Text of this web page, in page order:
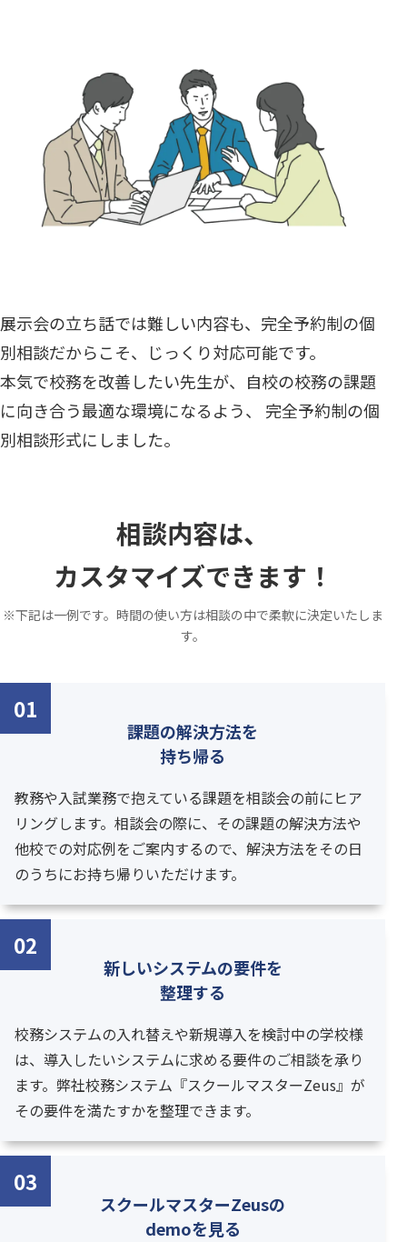
展示会の立ち話では難しい内容も、完全予約制の個
別相談だからこそ、じっくり対応可能です。
本気で校務を改善したい先生が、自校の校務の課題
に向き合う最適な環境になるよう、 完全予約制の個
別相談形式にしました。
相談内容は、
カスタマイズできます！
※下記は一例です。時間の使い方は相談の中で柔軟に決定いたしま
す。
01
課題の解決方法を
持ち帰る
教務や入試業務で抱えている課題を相談会の前にヒア
リングします。相談会の際に、その課題の解決方法や
他校での対応例をご案内するので、解決方法をその日
のうちにお持ち帰りいただけます。
02
新しいシステムの要件を
整理する
校務システムの入れ替えや新規導入を検討中の学校様
は、導入したいシステムに求める要件のご相談を承り
ます。弊社校務システム『スクールマスターZeus』が
その要件を満たすかを整理できます。
03
スクールマスターZeusの
demoを見る